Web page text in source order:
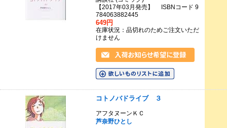
【2017年03月発売】 ISBNコード 9
784063882445
649円
在庫状況：品切れのためご注文いただ
けません
コトノバドライブ ３
アフタヌーンＫＣ
芦奈野ひとし